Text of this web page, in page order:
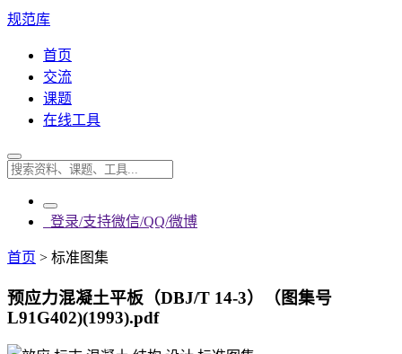
规范库
首页
交流
课题
在线工具
登录/支持微信/QQ/微博
首页 > 标准图集
预应力混凝土平板（DBJ/T 14-3）（图集号
L91G402)(1993).pdf